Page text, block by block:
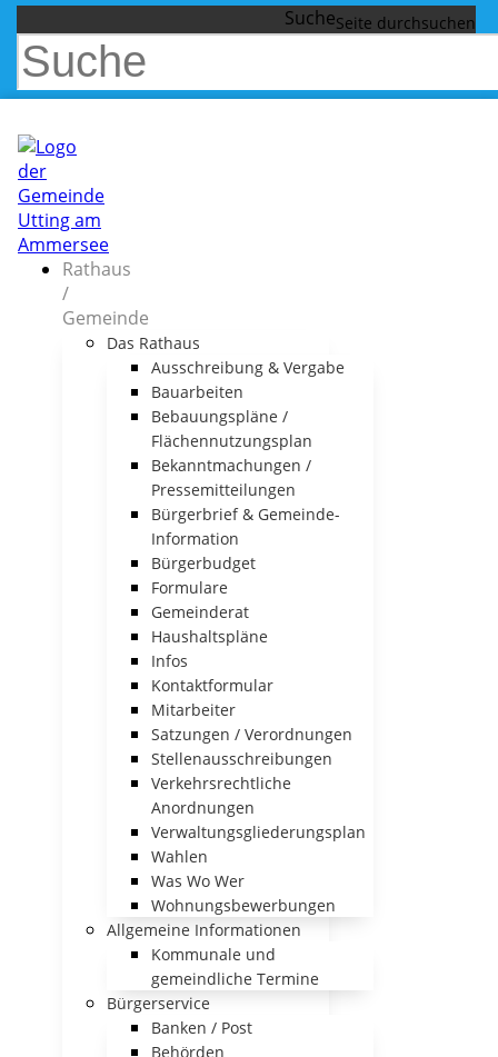
Suche
Rathaus
/
Gemeinde
Das Rathaus
Ausschreibung & Vergabe
Bauarbeiten
Bebauungspläne /
Flächennutzungsplan
Bekanntmachungen /
Pressemitteilungen
Bürgerbrief & Gemeinde-
Information
Bürgerbudget
Formulare
Gemeinderat
Haushaltspläne
Infos
Kontaktformular
Mitarbeiter
Satzungen / Verordnungen
Stellenausschreibungen
Verkehrsrechtliche
Anordnungen
Verwaltungsgliederungsplan
Wahlen
Was Wo Wer
Wohnungsbewerbungen
Allgemeine Informationen
Kommunale und
gemeindliche Termine
Bürgerservice
Banken / Post
Behörden